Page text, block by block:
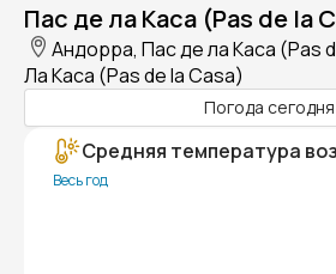
Пас де ла Каса (Pas de la
Андорра, Пас де ла Каса (Pas
Ла Каса (Pas de la Casa)
Погода сегодня
Средняя температура
Весь год